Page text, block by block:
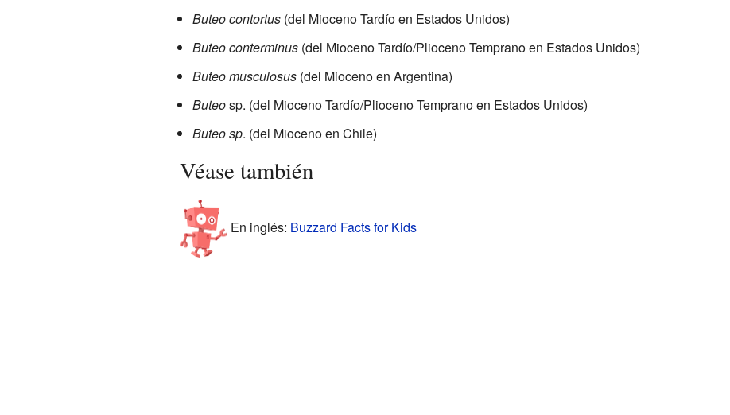
Buteo contortus(del Mioceno Tardío en Estados Unidos)
Buteo conterminus(del Mioceno Tardío/Plioceno Temprano en Estados Unidos)
Buteo musculosus(del Mioceno en Argentina)
Buteosp. (del Mioceno Tardío/Plioceno Temprano en Estados Unidos)
Buteo sp. (del Mioceno en Chile)
Véase también
En inglés: Buzzard Facts for Kids